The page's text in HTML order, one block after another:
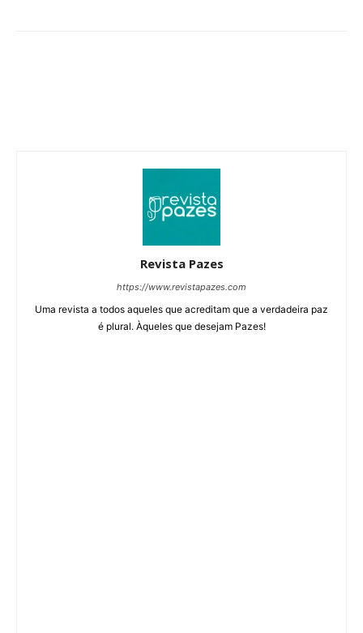
Revista Pazes
https://www.revistapazes.com
Uma revista a todos aqueles que acreditam que a verdadeira paz
é plural. Àqueles que desejam Pazes!